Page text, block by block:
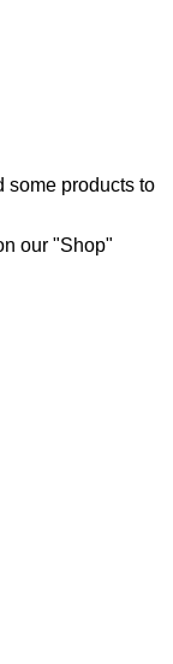
some products to
our "Shop"